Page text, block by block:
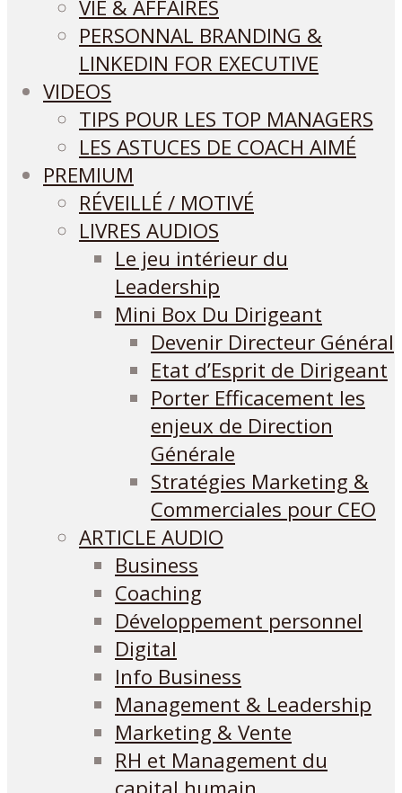
VIE & AFFAIRES
PERSONNAL BRANDING &
LINKEDIN FOR EXECUTIVE
VIDEOS
TIPS POUR LES TOP MANAGERS
LES ASTUCES DE COACH AIMÉ
PREMIUM
RÉVEILLÉ / MOTIVÉ
LIVRES AUDIOS
Le jeu intérieur du
Leadership
Mini Box Du Dirigeant
Devenir Directeur Général
Etat d’Esprit de Dirigeant
Porter Efficacement les
enjeux de Direction
Générale
Stratégies Marketing &
Commerciales pour CEO
ARTICLE AUDIO
Business
Coaching
Développement personnel
Digital
Info Business
Management & Leadership
Marketing & Vente
RH et Management du